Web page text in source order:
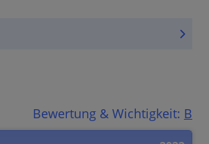
Bewertung & Wichtigkeit: B